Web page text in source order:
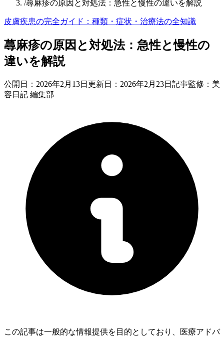
/蕁麻疹の原因と対処法：急性と慢性の違いを解説
皮膚疾患の完全ガイド：種類・症状・治療法の全知識
蕁麻疹の原因と対処法：急性と慢性の
違いを解説
公開日： 2026年2月13日 更新日： 2026年2月23日 記事監修：美
容日記 編集部
この記事は一般的な情報提供を目的としており、医療アドバ